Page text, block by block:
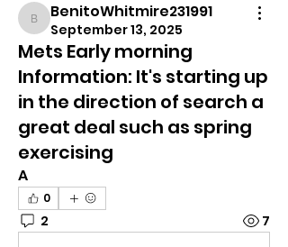
BenitoWhitmire231991
BenitoWhitmire231991
September 13, 2025
Mets Early morning
Information: It's starting up
in the direction of search a
great deal such as spring
exercising
A
0
2 7